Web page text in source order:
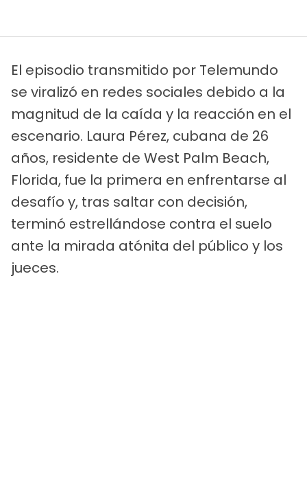
El episodio transmitido por Telemundo
se viralizó en redes sociales debido a la
magnitud de la caída y la reacción en el
escenario. Laura Pérez, cubana de 26
años, residente de West Palm Beach,
Florida, fue la primera en enfrentarse al
desafío y, tras saltar con decisión,
terminó estrellándose contra el suelo
ante la mirada atónita del público y los
jueces.